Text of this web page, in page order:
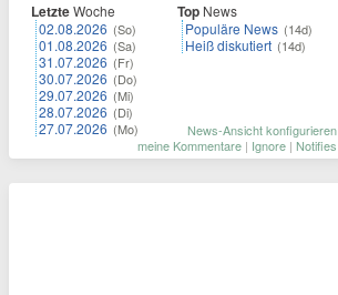
LetzteWoche
02.08.2026 (So)
01.08.2026 (Sa)
31.07.2026 (Fr)
30.07.2026 (Do)
29.07.2026 (Mi)
28.07.2026 (Di)
27.07.2026 (Mo)
Top News
Populäre News (14d)
Heiß diskutiert (14d)
News-Ansicht konfigurieren
meine Kommentare | Ignore | Notifies